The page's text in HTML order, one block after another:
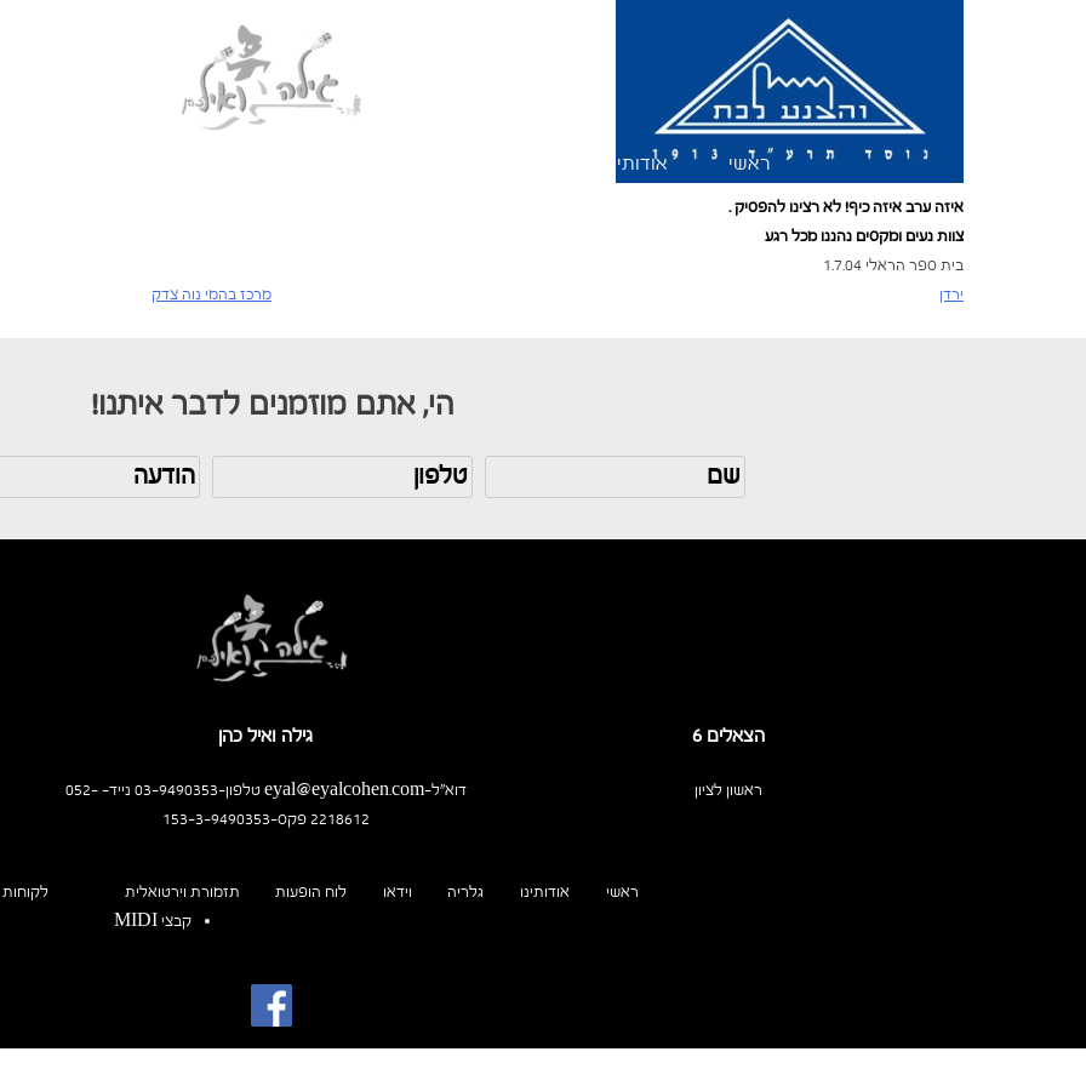
גילה ואיל כהן עושים כבוד למוזיקה
גילה ואיל כהן מוזיקה לאירועים
ראשי אודותינו
איזה ערב איזה כיף! לא רצינו להפסיק .
צוות נעים ומקסים נהננו מכל רגע
בית ספר הראלי 1.7.04
ניווט מרכז בהמי נוה צדק ירדן
הי, אתם מוזמנים לדבר איתנו!
הצאלים 6
ראשון לציון
גילה ואיל כהן
דוא"ל-eyal@eyalcohen.com טלפון-03-9490353 נייד- 052-
2218612 פקס-153-3-9490353
ראשי אודותינו גלריה וידאו לוח הופעות
תזמורת וירטואלית
קבצי MIDI